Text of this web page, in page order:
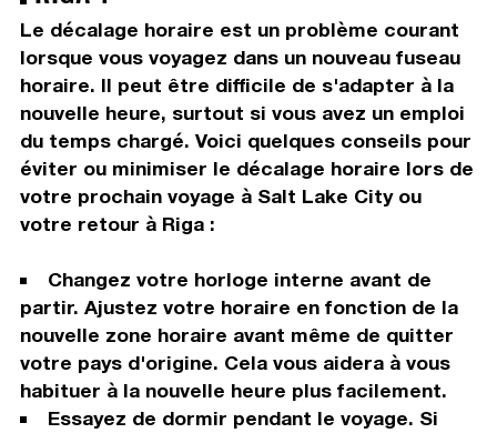
Le décalage horaire est un problème courant
lorsque vous voyagez dans un nouveau fuseau
horaire. Il peut être difficile de s'adapter à la
nouvelle heure, surtout si vous avez un emploi
du temps chargé. Voici quelques conseils pour
éviter ou minimiser le décalage horaire lors de
votre prochain voyage à Salt Lake City ou
votre retour à Riga :
Changez votre horloge interne avant de
partir. Ajustez votre horaire en fonction de la
nouvelle zone horaire avant même de quitter
votre pays d'origine. Cela vous aidera à vous
habituer à la nouvelle heure plus facilement.
Essayez de dormir pendant le voyage. Si